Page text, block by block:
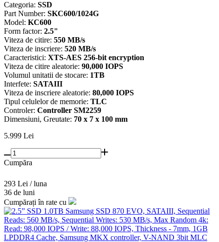
Categoria: SSD
Part Number: SKC600/1024G
Model: KC600
Form factor: 2.5"
Viteza de citire: 550 MB/s
Viteza de inscriere: 520 MB/s
Caracteristici: XTS-AES 256-bit encryption
Viteza de citire aleatorie: 90,000 IOPS
Volumul unitatii de stocare: 1TB
Interfete: SATAIII
Viteza de inscriere aleatorie: 80,000 IOPS
Tipul celulelor de memorie: TLC
Controler: Controller SM2259
Dimensiuni, Greutate: 70 x 7 x 100 mm
5.999 Lei
Cumpăra
293 Lei / luna
36 de luni
Cumpărați în rate cu